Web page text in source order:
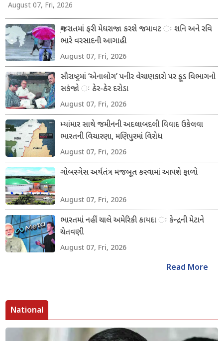
August 07, Fri, 2026
ગુજરાતમાં ફરી મેઘરાજા કરશે જમાવટ ઃ શનિ અને રવિ
ભારે વરસાદની આગાહી
August 07, Fri, 2026
સૌરાષ્ટ્રમાં ‘એનાલોગ’ પનીર વેચાણકારો પર ફૂડ વિભાગનો
સકંજો ઃ ઠેર-ઠેર દરોડા
August 07, Fri, 2026
મ્યાંમાર સાથે જમીનની અદલાબદલી વિવાદ ઉકેલવા
ભારતની વિચારણા, મણિપુરમાં વિરોધ
August 07, Fri, 2026
ગોબરગેસ અર્થતંત્ર મજબૂત કરવામાં આપશે ફાળો
August 07, Fri, 2026
ભારતમાં નહીં ચાલે અમેરિકી કાયદા ઃ કેન્દ્રની મેટાને
ચેતવણી
August 07, Fri, 2026
Read More
National